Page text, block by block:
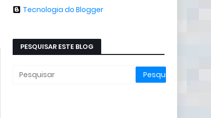
Tecnologia do Blogger
PESQUISAR ESTE BLOG